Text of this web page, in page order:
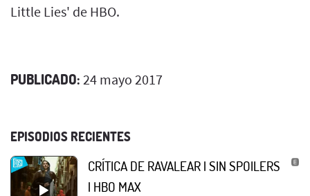
Little Lies' de HBO.
PUBLICADO: 24 mayo 2017
EPISODIOS RECIENTES
CRÍTICA DE RAVALEAR | SIN SPOILERS
| HBO MAX